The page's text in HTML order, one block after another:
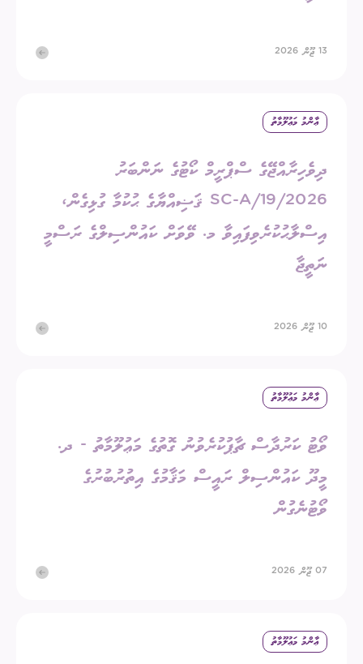
13 ޖޫން 2026
ޢާންމު މަޢުލޫމާތު
ދިވެހިރާއްޖޭގެ ސްޕްރީމް ކޯޓުގެ ނަންބަރު
2026/SC-A/19 ޤަޟިއްޔާގެ ޙުކުމާ ގުޅިގެން،
އިސްލާޙުކުރެވިފައިވާ މ. ވޭވަށް ކައުންސިލްގެ ރަސްމީ
ނަތީޖާ
10 ޖޫން 2026
ޢާންމު މަޢުލޫމާތު
ވޯޓު ކަރުދާސް ޗާޕުކުރެވުނު ގޮތުގެ މަޢުލޫމާތު - ދ.
މީދޫ ކައުންސިލް ރައީސް މަޤާމުގެ އިތުރުބުރުގެ
ވޯޓުނެގުން
07 ޖޫން 2026
ޢާންމު މަޢުލޫމާތު